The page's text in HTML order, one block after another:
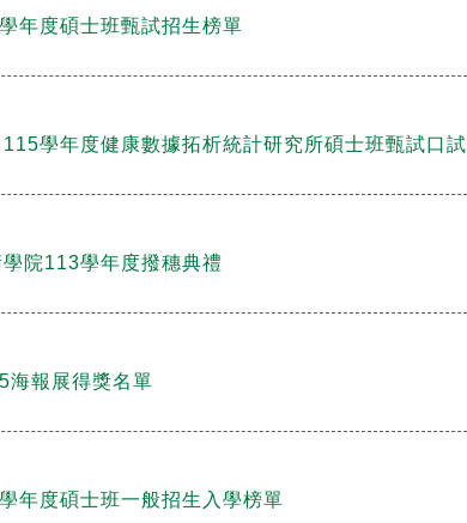
年度碩士班甄試招生榜單
115學年度健康數據拓析統計研究所碩士班甄試口試
學院113學年度撥穗典禮
海報展得獎名單
年度碩士班一般招生入學榜單